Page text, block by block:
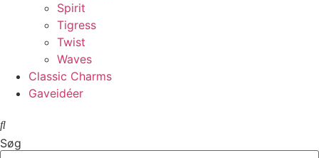
Spirit
Tigress
Twist
Waves
Classic Charms
Gaveidéer
Søg